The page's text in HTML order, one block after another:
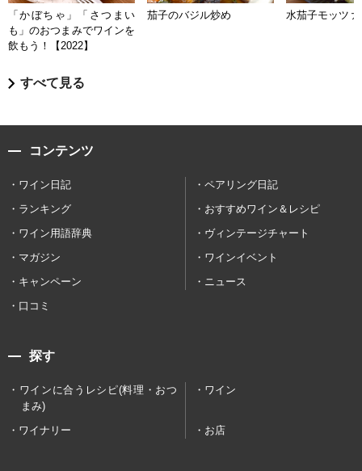
「かぼちゃ」「さつまい
も」のおつまみでワインを
飲もう！【2022】
茄子のバジル炒め 水茄子モッツァ
すべて見る
コンテンツ
ワイン日記
ペアリング日記
ランキング
おすすめワイン＆レシピ
ワイン用語辞典
ヴィンテージチャート
マガジン
ワインイベント
キャンペーン
ニュース
口コミ
探す
ワインに合うレシピ(料理・おつ
まみ)
ワイン
ワイナリー お店